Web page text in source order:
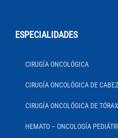
ESPECIALIDADES
CIRUGÍA ONCOLÓGICA
CIRUGÍA ONCOLÓGICA DE
CIRUGÍA ONCOLÓGICA DE TÓRAX
HEMATO – ONCOLOGÍA